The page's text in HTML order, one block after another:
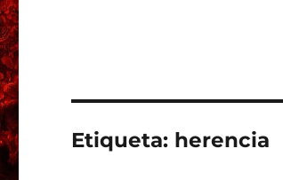
Etiqueta: herencia